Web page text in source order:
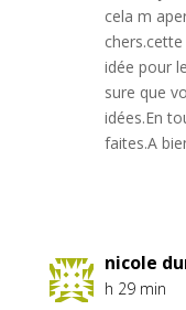
cela m
idée pour
sure que
idées.En
faites.A
nicole
h 29 min